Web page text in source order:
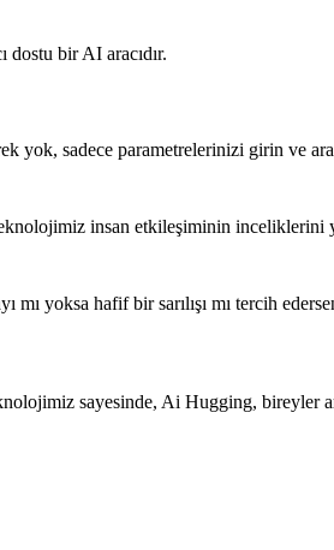
dostu bir AI aracıdır.
sadece parametrelerinizi girin ve
insan etkileşiminin inceliklerini
yoksa hafif bir sarılışı mı tercih
sayesinde, Ai Hugging, bireyler